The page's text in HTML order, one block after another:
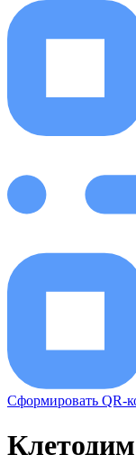
Сформировать QR-